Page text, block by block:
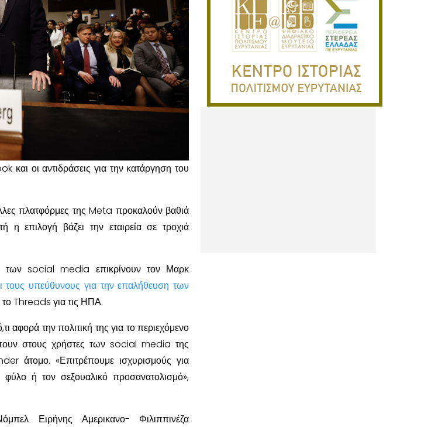
οι αντιδράσεις για την κατάργηση του
πλατφόρμες της Meta προκαλούν βαθιά
η επιλογή βάζει την εταιρεία σε τροχιά
των social media επικρίνουν τον Μαρκ
τους υπεύθυνους για την επαλήθευση των
Threads για τις ΗΠΑ.
αφορά την πολιτική της για το περιεχόμενο
στους χρήστες των social media της
άτομο. «Επιτρέπουμε ισχυρισμούς για
ή τον σεξουαλικό προσανατολισμό»,
Ειρήνης Αμερικανο- Φιλιππινέζα